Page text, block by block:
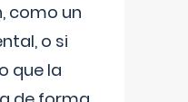
como un
o si
que la